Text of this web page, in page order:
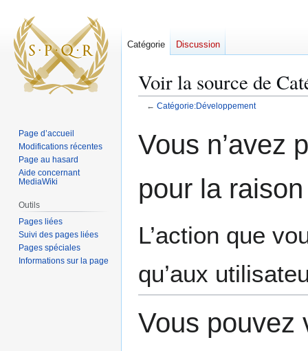
Voir la source de
← Catégorie:Développement
àà
Vous n’avez
pour la
L’action que
qu’aux
Vous pouvez
Catégorie Discussion
Page d’accueil
Modifications récentes
Page au hasard
Aide concernant
MediaWiki
Outils
Pages liées
Suivi des pages liées
Pages spéciales
Informations sur la page